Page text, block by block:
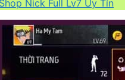
Nick Full Lv7 Uy Tín